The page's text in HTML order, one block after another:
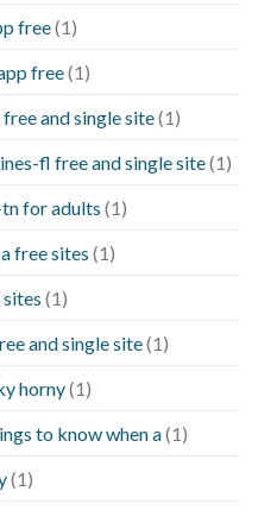
free(1)
free(1)
and single site(1)
fl free and single site(1)
for adults (1)
free sites (1)
(1)
and single site(1)
horny(1)
to know when a(1)
(1)